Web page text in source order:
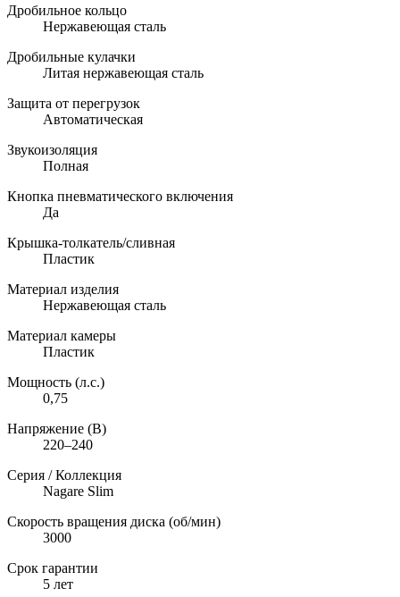
Дробильное кольцо
Нержавеющая сталь
Дробильные кулачки
Литая нержавеющая сталь
Защита от перегрузок
Автоматическая
Звукоизоляция
Полная
Кнопка пневматического включения
Да
Крышка-толкатель/сливная
Пластик
Материал изделия
Нержавеющая сталь
Материал камеры
Пластик
Мощность (л.с.)
0,75
Напряжение (В)
220–240
Серия / Коллекция
Nagare Slim
Скорость вращения диска (об/мин)
3000
Срок гарантии
5 лет